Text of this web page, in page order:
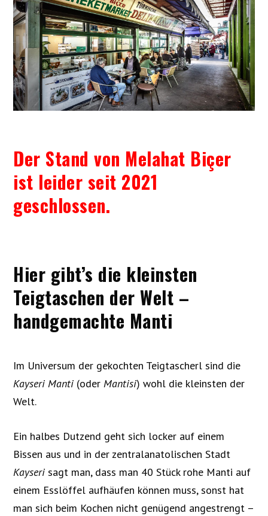
Der Stand von Melahat Biçer
ist leider seit 2021
geschlossen.
Hier gibt’s die kleinsten
Teigtaschen der Welt –
handgemachte Manti
Im Universum der gekochten Teigtascherl sind die
Kayseri Manti (oder Mantisi) wohl die kleinsten der
Welt.
Ein halbes Dutzend geht sich locker auf einem
Bissen aus und in der zentralanatolischen Stadt
Kayseri sagt man, dass man 40 Stück rohe Manti auf
einem Esslöffel aufhäufen können muss, sonst hat
man sich beim Kochen nicht genügend angestrengt –